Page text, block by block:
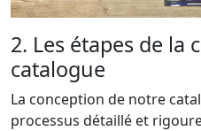
2. Les étapes de la
catalogue
La conception de notre
processus détaillé et